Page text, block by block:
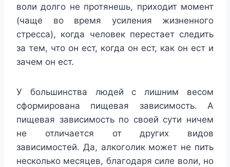
воли долго не протянешь, приходит момент
(чаще во время усиления жизненного
стресса), когда человек перестает следить
за тем, что он ест, когда он ест, как он ест и
зачем он ест.
У большинства людей с лишним весом
сформирована пищевая зависимость. А
пищевая зависимость по своей сути ничем
не отличается от других видов
зависимостей. Да, алкоголик может не пить
несколько месяцев, благодаря силе воли, но